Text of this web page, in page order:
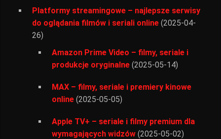
Platformy streamingowe – najlepsze serwisy
do oglądania filmów i seriali online (2025-04-
26)
Amazon Prime Video – filmy, seriale i
produkcje oryginalne (2025-05-14)
MAX – filmy, seriale i premiery kinowe
online (2025-05-05)
Apple TV+ – seriale i filmy premium dla
wymagających widzów (2025-05-02)